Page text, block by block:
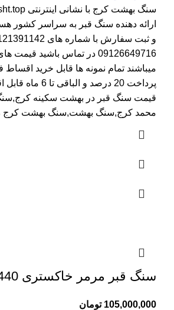
سنگ بهشت کرج با نشانی اینترنتی
ارائه دهنده سنگ قبر به سراسر کشور
و ثبت سفارش با شماره های
09126649716 در تماس باشید قیمت
میباشند تمام نمونه ها قابل خرید
پرداخت 20 درصد و الباقی تا 6 ماه قابل اقساط هستند.
قیمت سنگ قبر در بهشت سکینه کرج
محمد کرج,سنگ بهشت,سنگ بهشت کرج را
سنگ قبر مرمر خاکستری 440
105,000,000 تومان